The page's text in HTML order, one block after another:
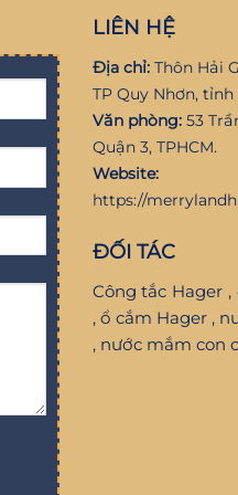
LIÊN HỆ
Địa chỉ:Thôn Hải
TP Quy Nhơn,
Văn phòng:53
Quận 3, TPHCM.
Website:
https://
ĐỐI TÁC
Công tắc Hager ,
, ổ cắm Hager ,
, nước mắm con